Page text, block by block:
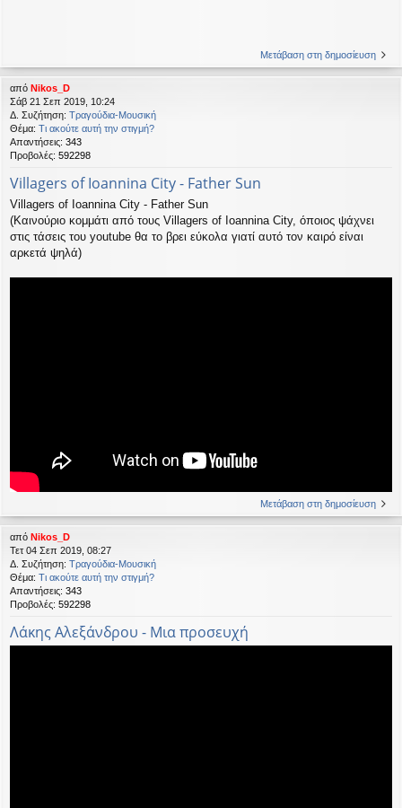
Μετάβαση στη δημοσίευση
από Nikos_D
Σάβ 21 Σεπ 2019, 10:24
Δ. Συζήτηση: Τραγούδια-Μουσική
Θέμα: Τι ακούτε αυτή την στιγμή?
Απαντήσεις: 343
Προβολές: 592298
Villagers of Ioannina City - Father Sun
Villagers of Ioannina City - Father Sun
(Καινούριο κομμάτι από τους Villagers of Ioannina City, όποιος ψάχνει
στις τάσεις του youtube θα το βρει εύκολα γιατί αυτό τον καιρό είναι
αρκετά ψηλά)
Μετάβαση στη δημοσίευση
από Nikos_D
Τετ 04 Σεπ 2019, 08:27
Δ. Συζήτηση: Τραγούδια-Μουσική
Θέμα: Τι ακούτε αυτή την στιγμή?
Απαντήσεις: 343
Προβολές: 592298
Λάκης Αλεξάνδρου - Μια προσευχή